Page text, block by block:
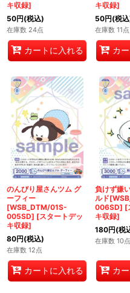
キ収録]
50円(税込)
在庫数 24点
カートに入れる
キ収録]
50円(税
在庫数 11点
カ
のんびり屋さんツム グ
ーフィー
[WSB_DTM/01S-
005SD] [スタートデッ
キ収録]
80円(税込)
在庫数 12点
カートに入れる
負けず嫌
ルド
006SD] [
キ収録]
180円(税
在庫数 10点
カ